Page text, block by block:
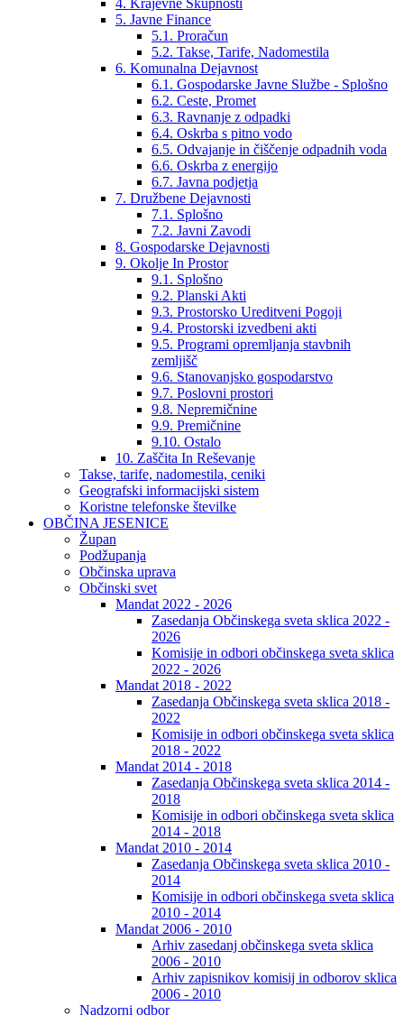
5. Javne Finance
5.1. Proračun
5.2. Takse, Tarife, Nadomestila
6. Komunalna Dejavnost
6.1. Gospodarske Javne Službe - Splošno
6.2. Ceste, Promet
6.3. Ravnanje z odpadki
6.4. Oskrba s pitno vodo
6.5. Odvajanje in čiščenje odpadnih voda
6.6. Oskrba z energijo
6.7. Javna podjetja
7. Družbene Dejavnosti
7.1. Splošno
7.2. Javni Zavodi
8. Gospodarske Dejavnosti
9. Okolje In Prostor
9.1. Splošno
9.2. Planski Akti
9.3. Prostorsko Ureditveni Pogoji
9.4. Prostorski izvedbeni akti
9.5. Programi opremljanja stavbnih
zemljišč
9.6. Stanovanjsko gospodarstvo
9.7. Poslovni prostori
9.8. Nepremičnine
9.9. Premičnine
9.10. Ostalo
10. Zaščita In Reševanje
Takse, tarife, nadomestila, ceniki
Geografski informacijski sistem
Koristne telefonske številke
OBČINA JESENICE
Župan
Podžupanja
Občinska uprava
Občinski svet
Mandat 2022 - 2026
Zasedanja Občinskega sveta sklica 2022 -
2026
Komisije in odbori občinskega sveta sklica
2022 - 2026
Mandat 2018 - 2022
Zasedanja Občinskega sveta sklica 2018 -
2022
Komisije in odbori občinskega sveta sklica
2018 - 2022
Mandat 2014 - 2018
Zasedanja Občinskega sveta sklica 2014 -
2018
Komisije in odbori občinskega sveta sklica
2014 - 2018
Mandat 2010 - 2014
Zasedanja Občinskega sveta sklica 2010 -
2014
Komisije in odbori občinskega sveta sklica
2010 - 2014
Mandat 2006 - 2010
Arhiv zasedanj občinskega sveta sklica
2006 - 2010
Arhiv zapisnikov komisij in odborov sklica
2006 - 2010
Nadzorni odbor